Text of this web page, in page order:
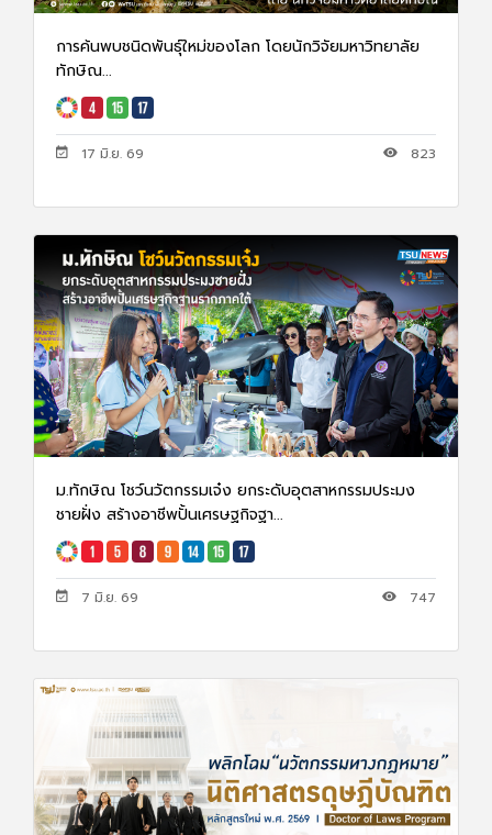
การค้นพบชนิดพันธุ์ใหม่ของโลก โดยนักวิจัยมหาวิทยาลัย
ทักษิณ...
17 มิ.ย. 69 823
ม.ทักษิณ โชว์นวัตกรรมเจ๋ง ยกระดับอุตสาหกรรมประมง
ชายฝั่ง สร้างอาชีพปั้นเศรษฐกิจฐา...
7 มิ.ย. 69 747